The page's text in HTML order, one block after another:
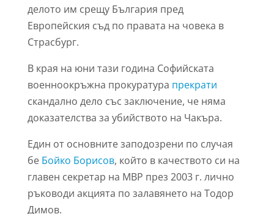
делото им срещу България пред
Европейския съд по правата на човека в
Страсбург.
В края на юни тази година Софийската
военноокръжна прокуратура прекрати
скандално дело със заключение, че няма
доказателства за убийството на Чакъра.
Един от основните заподозрени по случая
бе Бойко Борисов, който в качеството си на
главен секретар на МВР през 2003 г. лично
ръководи акцията по залавянето на Тодор
Димов.